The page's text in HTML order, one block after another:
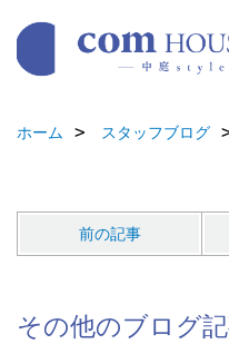
ホーム スタッフブログ
前の記事
その他のブログ